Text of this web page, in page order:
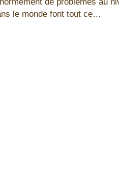
le monde font tout ce…